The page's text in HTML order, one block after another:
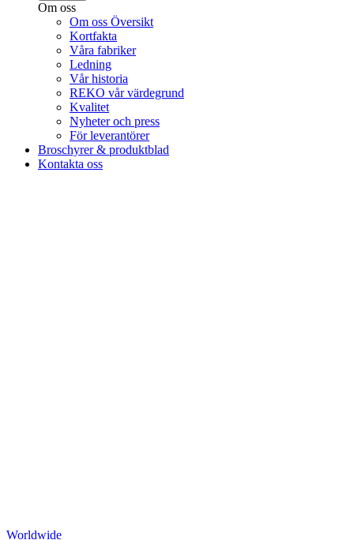
Om oss
Om oss Översikt
Kortfakta
Våra fabriker
Ledning
Vår historia
REKO vår värdegrund
Kvalitet
Nyheter och press
För leverantörer
Broschyrer & produktblad
Kontakta oss
Worldwide